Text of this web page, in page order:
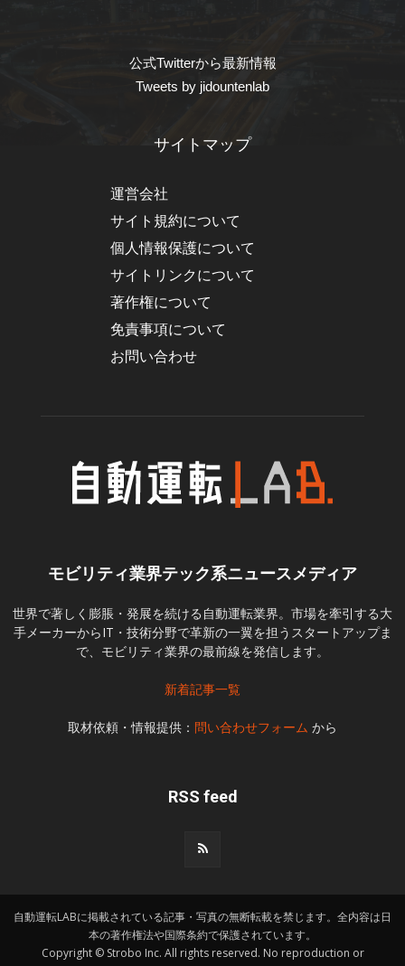
公式Twitterから最新情報
Tweets by jidountenlab
サイトマップ
運営会社
サイト規約について
個人情報保護について
サイトリンクについて
著作権について
免責事項について
お問い合わせ
モビリティ業界テック系ニュースメディア
世界で著しく膨脹・発展を続ける自動運転業界。市場を牽引する大
手メーカーからIT・技術分野で革新の一翼を担うスタートアップま
で、モビリティ業界の最前線を発信します。
新着記事一覧
取材依頼・情報提供： 問い合わせフォーム から
RSS feed
自動運転LABに掲載されている記事・写真の無断転載を禁じます。全内容は日
本の著作権法や国際条約で保護されています。
Copyright © Strobo Inc. All rights reserved. No reproduction or